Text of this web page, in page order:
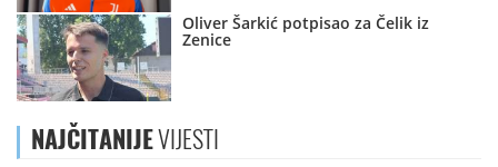
Oliver Šarkić potpisao za Čelik iz
Zenice
NAJČITANIJEVIJESTI